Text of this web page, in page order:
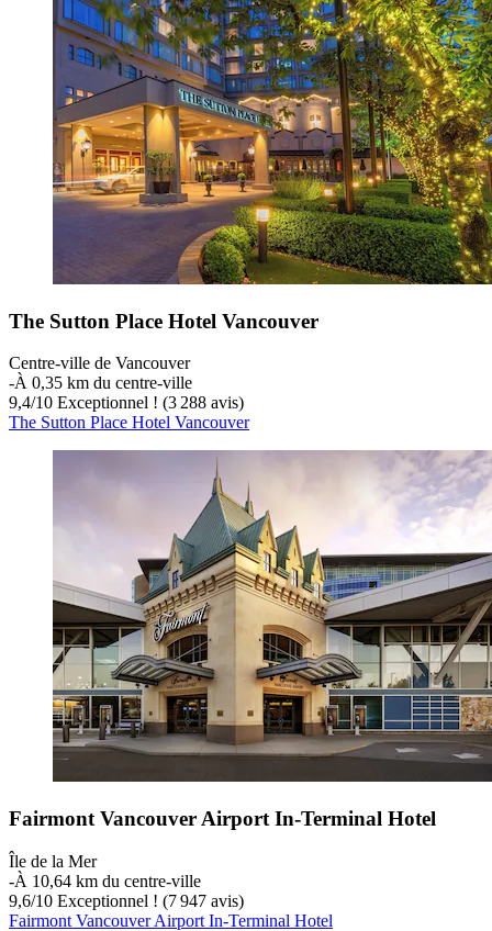
The Sutton Place Hotel Vancouver
Centre-ville de Vancouver
‐À 0,35 km du centre-ville
9,4/10 Exceptionnel ! (3 288 avis)
The Sutton Place Hotel Vancouver
Fairmont Vancouver Airport In-Terminal Hotel
Île de la Mer
‐À 10,64 km du centre-ville
9,6/10 Exceptionnel ! (7 947 avis)
Fairmont Vancouver Airport In-Terminal Hotel